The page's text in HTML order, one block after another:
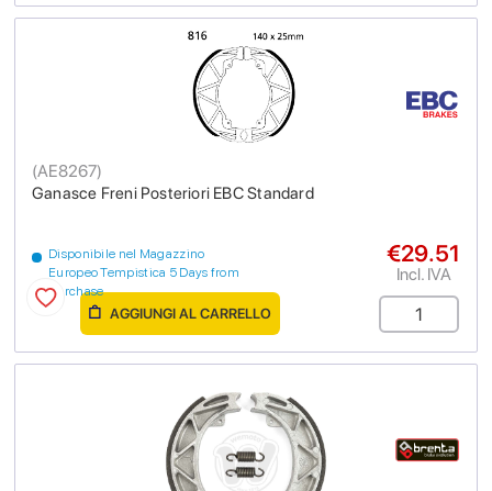
Ganasce Freni Posteriori EBC Standard
(AE8267)
Disponibile nel Magazzino
Europeo Tempistica 5 Days from
purchase
€29.51
Incl. IVA
AGGIUNGI AL CARRELLO